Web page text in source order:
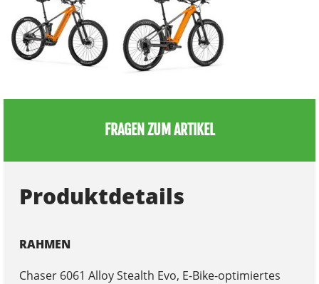
FRAGEN ZUM ARTIKEL
Produktdetails
RAHMEN
Chaser 6061 Alloy Stealth Evo, E-Bike-optimiertes